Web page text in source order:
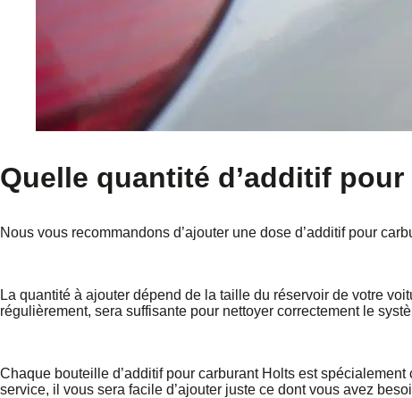
Quelle quantité d’additif
Nous vous recommandons d’ajouter une dose d’additif pour
La quantité à ajouter dépend de la taille du réservoir de votre
régulièrement, sera suffisante pour nettoyer correctement le
Chaque bouteille d’additif pour carburant Holts est
service, il vous sera facile d’ajouter juste ce dont vous avez